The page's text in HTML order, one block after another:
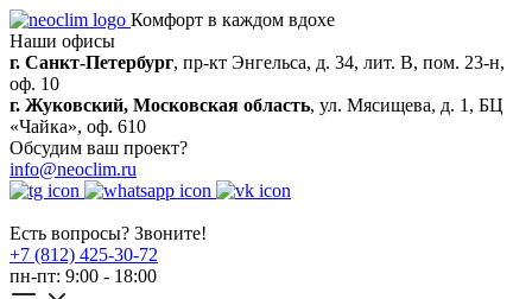
Комфорт в каждом вдохе
Наши офисы
г. Санкт-Петербург, пр-кт Энгельса, д. 34, лит. В, пом. 23-н,
оф. 10
г. Жуковский, Московская область, ул. Мясищева, д. 1, БЦ
«Чайка», оф. 610
Обсудим ваш проект?
info@neoclim.ru
Есть вопросы? Звоните!
+7 (812) 425-30-72
пн-пт: 9:00 - 18:00